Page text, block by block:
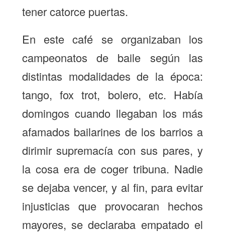
tener catorce puertas.
En este café se organizaban los
campeonatos de baile según las
distintas modalidades de la época:
tango, fox trot, bolero, etc. Había
domingos cuando llegaban los más
afamados bailarines de los barrios a
dirimir supremacía con sus pares, y
la cosa era de coger tribuna. Nadie
se dejaba vencer, y al fin, para evitar
injusticias que provocaran hechos
mayores, se declaraba empatado el